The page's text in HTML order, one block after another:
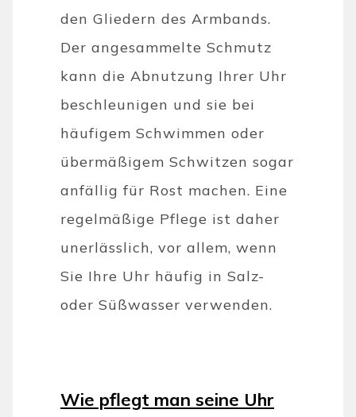
den Gliedern des Armbands.
Der angesammelte Schmutz
kann die Abnutzung Ihrer Uhr
beschleunigen und sie bei
häufigem Schwimmen oder
übermäßigem Schwitzen sogar
anfällig für Rost machen. Eine
regelmäßige Pflege ist daher
unerlässlich, vor allem, wenn
Sie Ihre Uhr häufig in Salz-
oder Süßwasser verwenden.
Wie pflegt man seine Uhr